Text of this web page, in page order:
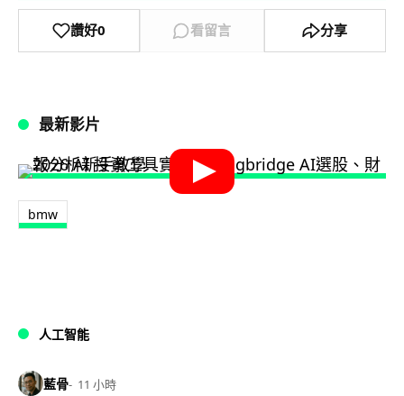
讚好0 看留言 分享
最新影片
bmw
人工智能
藍骨 11 小時